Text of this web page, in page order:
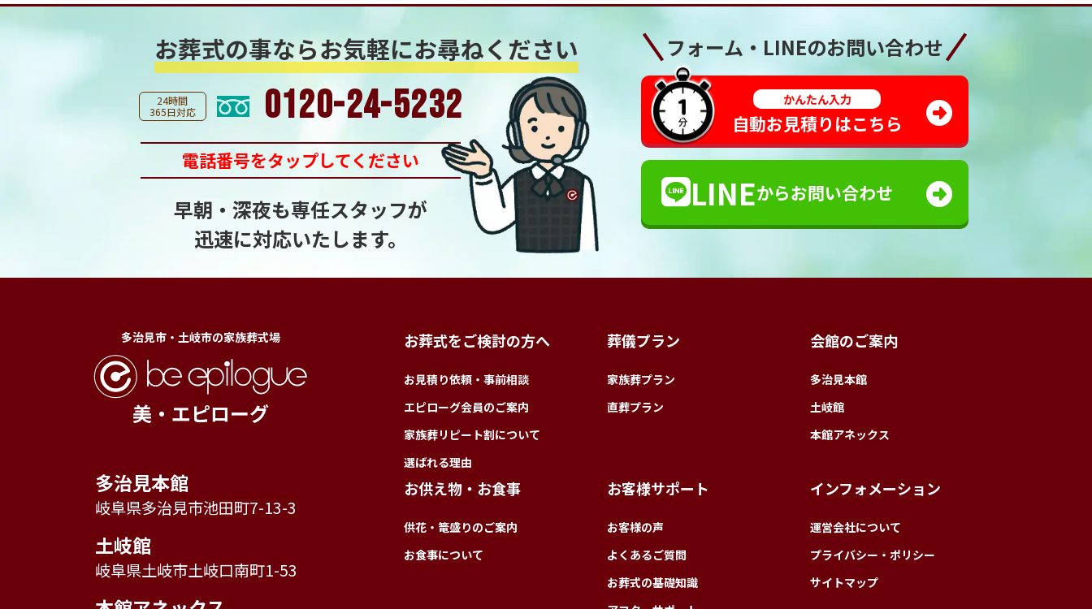
お葬式の事ならお気軽にお尋ねください
24時間
365日対応
0120-24-5232
電話番号をタップしてください
早朝・深夜も専任スタッフが
迅速に対応いたします。
フォーム・LINEのお問い合わせ
かんたん入力
自動お見積りはこちら
LINEからお問い合わせ
多治見市・土岐市の家族葬式場
美・エピローグ
多治見本館
岐阜県多治見市池田町7-13-3
土岐館
岐阜県土岐市土岐口南町1-53
お葬式をご検討の方へ
お見積り依頼・事前相談
エピローグ会員のご案内
家族葬リピート割について
選ばれる理由
葬儀プラン
家族葬プラン
直葬プラン
会館のご案内
多治見本館
土岐館
本館アネックス
お供え物・お食事
供花・篭盛りのご案内
お食事について
お客様サポート
お客様の声
よくあるご質問
お葬式の基礎知識
インフォメーション
運営会社について
プライバシー・ポリシー
サイトマップ